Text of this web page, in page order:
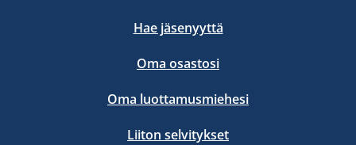
Hae jäsenyyttä
Oma osastosi
Oma luottamusmiehesi
Liiton selvitykset